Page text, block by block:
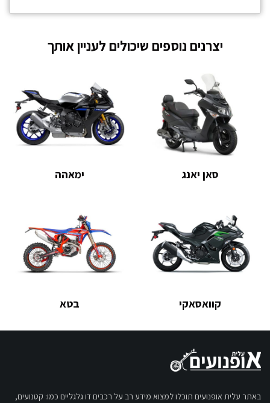
יצרנים נוספים שיכולים לעניין אותך
סאן יאנג ימאהה
קוואסאקי בטא
באתר עלית אופנועים תוכלו למצוא מידע רב על רכבים דו גלגליים כמו: קטנועים,